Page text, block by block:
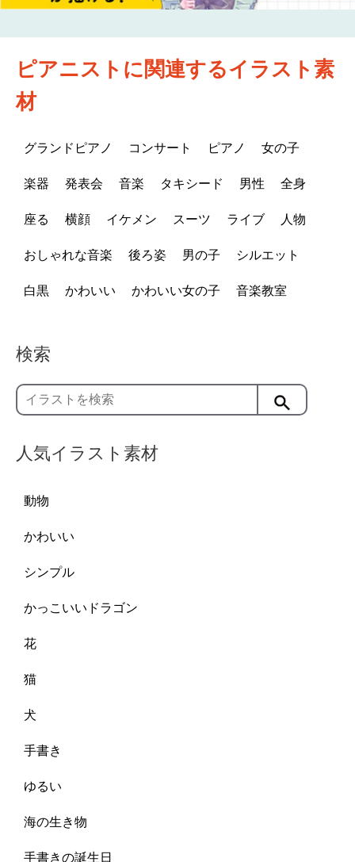
ピアニストに関連するイラスト素
材
グランドピアノ コンサート ピアノ 女の子
楽器 発表会 音楽 タキシード 男性 全身
座る 横顔 イケメン スーツ ライブ 人物
おしゃれな音楽 後ろ姿 男の子 シルエット
白黒 かわいい かわいい女の子 音楽教室
検索
人気イラスト素材
動物
かわいい
シンプル
かっこいいドラゴン
花
猫
犬
手書き
ゆるい
海の生き物
手書きの誕生日